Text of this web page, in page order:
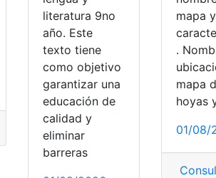
Bono Desarrollo Humano Desarrollo,
literatura 9no
año. Este
texto tiene
como objetivo
garantizar una
educación de
calidad y
eliminar
barreras
mapa y
.
mapa
hoyas
01/08/